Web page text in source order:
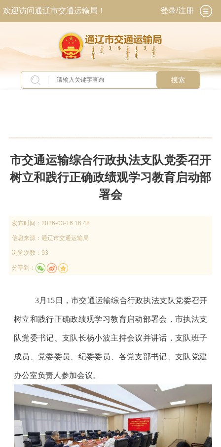
欢迎访问通辽市交通运输局！ 登录/注册
搜索
市交通运输综合行政执法支队党委召开
树立和践行正确政绩观学习教育启动部
署会
发布时间： 2026-03-16 16:48
信息来源： 通辽市交通运输局
浏览次数：93
分享到：
3月 15 日，市交通运输综合行政执法支队党委召开
树立和践行正确政绩观学习教育启动部署会，市执法支
队党委书记、支队长杨小波主持会议并讲话，支队班子
成员、党委委员、纪委委员、各党支部书记、支队党建
办公室负责人 参加会议。